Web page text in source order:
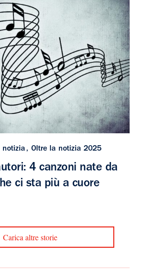
notizia Oltre la notizia 2025
4 canzoni nate da
ci sta più a cuore
Carica altre storie